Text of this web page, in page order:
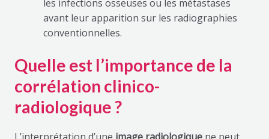
les infections osseuses ou les métastases
avant leur apparition sur les radiographies
conventionnelles.
Quelle est l’importance de la
corrélation clinico-
radiologique ?